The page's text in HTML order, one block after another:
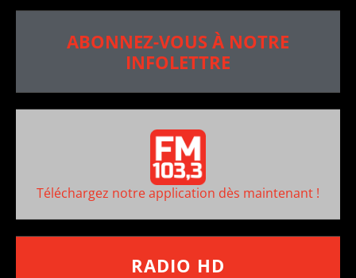
ABONNEZ-VOUS À NOTRE
INFOLETTRE
Téléchargez notre application dès maintenant !
RADIO HD